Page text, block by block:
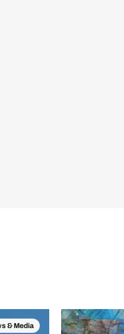
& Media